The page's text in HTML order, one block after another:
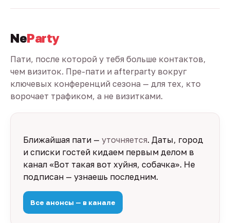
NeParty
Пати, после которой у тебя больше контактов,
чем визиток. Пре-пати и afterparty вокруг
ключевых конференций сезона — для тех, кто
ворочает трафиком, а не визитками.
Ближайшая пати — уточняется. Даты, город
и списки гостей кидаем первым делом в
канал «Вот такая вот хуйня, собачка». Не
подписан — узнаешь последним.
Все анонсы — в канале